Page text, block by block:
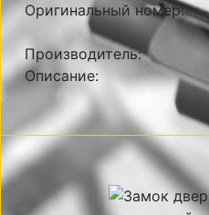
Оригинальный номер:
Производитель:
Описание: